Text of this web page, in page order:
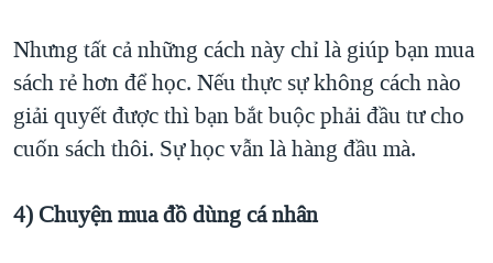
Nhưng tất cả những cách này chỉ là giúp bạn mua
sách rẻ hơn để học. Nếu thực sự không cách nào
giải quyết được thì bạn bắt buộc phải đầu tư cho
cuốn sách thôi. Sự học vẫn là hàng đầu mà.
4) Chuyện mua đồ dùng cá nhân